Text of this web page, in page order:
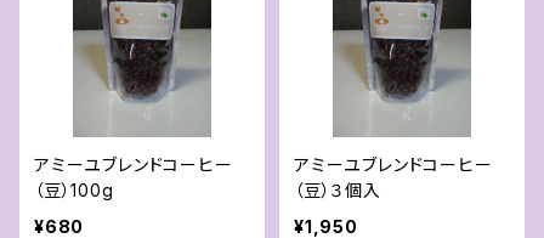
アミーユブレンドコーヒー
（豆）100g
¥680
アミーユブレンドコーヒー
（豆）３個入
¥1,950